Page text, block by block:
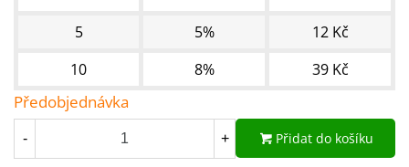
5
5%
12 Kč
10
8% 39 Kč
Předobjednávka
- + Přidat do košíku